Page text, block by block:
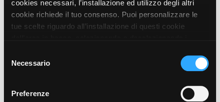
cookies necessari, l’installazione ed utilizzo degli altri
cookie richiede il tuo consenso. Puoi personalizzare le
tue scelte riguardo all’installazione di questi cookie
prosegui” o decidere di accettare tutti i cookie, cliccando
sul pulsante “Accetta tutti i cookie”. Cliccando sul tasto
unicamente i cookie necessari alla navigazione. Per
delNecessario
Preferenze
404